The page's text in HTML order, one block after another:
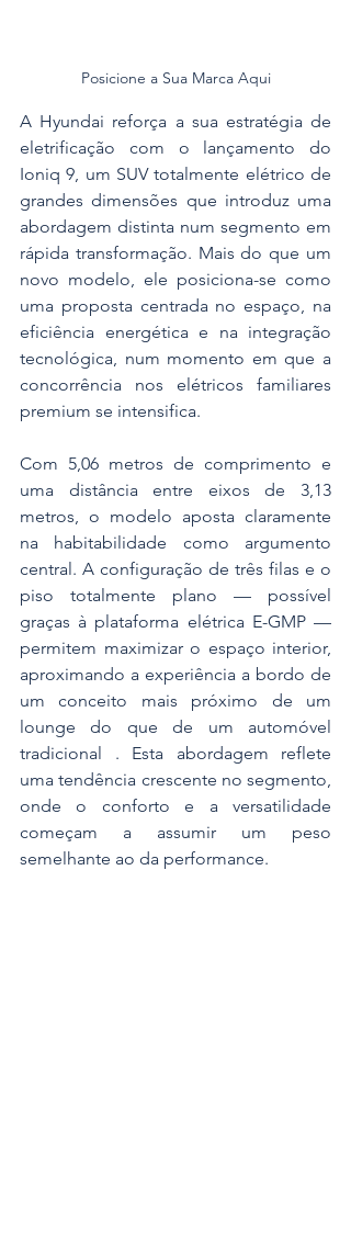
Posicione a Sua Marca Aqui
A Hyundai reforça a sua estratégia de
eletrificação com o lançamento do
Ioniq 9, um SUV totalmente elétrico de
grandes dimensões que introduz uma
abordagem distinta num segmento em
rápida transformação. Mais do que um
novo modelo, ele posiciona-se como
uma proposta centrada no espaço, na
eficiência energética e na integração
tecnológica, num momento em que a
concorrência nos elétricos familiares
premium se intensifica.
Com 5,06 metros de comprimento e
uma distância entre eixos de 3,13
metros, o modelo aposta claramente
na habitabilidade como argumento
central. A configuração de três filas e o
piso totalmente plano — possível
graças à plataforma elétrica E-GMP —
permitem maximizar o espaço interior,
aproximando a experiência a bordo de
um conceito mais próximo de um
lounge do que de um automóvel
tradicional . Esta abordagem reflete
uma tendência crescente no segmento,
onde o conforto e a versatilidade
começam a assumir um peso
semelhante ao da performance.